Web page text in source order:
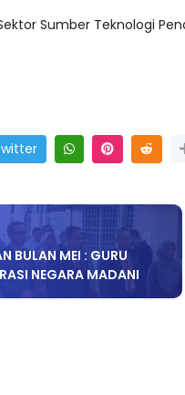
Sumber Teknologi
BULAN MEI : GURU
NEGARA MADANI